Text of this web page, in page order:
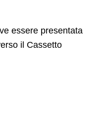
essere presentata
il Cassetto